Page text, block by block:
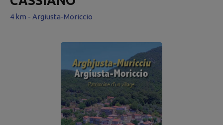
4 km - Argiusta-Moriccio